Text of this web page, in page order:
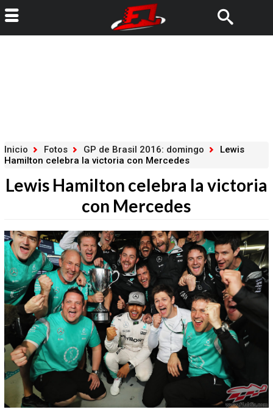
Inicio Fotos GP de Brasil 2016: domingo
Lewis
Hamilton celebra la victoria con Mercedes
Lewis Hamilton celebra la victoria
con Mercedes